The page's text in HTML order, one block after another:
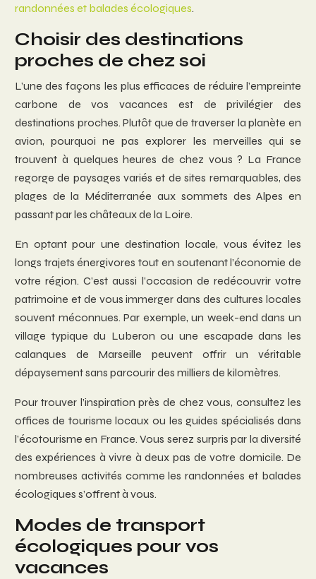
randonnées et balades écologiques.
Choisir des destinations
proches de chez soi
L’une des façons les plus efficaces de réduire l’empreinte
carbone de vos vacances est de privilégier des
destinations proches. Plutôt que de traverser la planète en
avion, pourquoi ne pas explorer les merveilles qui se
trouvent à quelques heures de chez vous ? La France
regorge de paysages variés et de sites remarquables, des
plages de la Méditerranée aux sommets des Alpes en
passant par les châteaux de la Loire.
En optant pour une destination locale, vous évitez les
longs trajets énergivores tout en soutenant l’économie de
votre région. C’est aussi l’occasion de redécouvrir votre
patrimoine et de vous immerger dans des cultures locales
souvent méconnues. Par exemple, un week-end dans un
village typique du Luberon ou une escapade dans les
calanques de Marseille peuvent offrir un véritable
dépaysement sans parcourir des milliers de kilomètres.
Pour trouver l’inspiration près de chez vous, consultez les
offices de tourisme locaux ou les guides spécialisés dans
l’écotourisme en France. Vous serez surpris par la diversité
des expériences à vivre à deux pas de votre domicile. De
nombreuses activités comme les randonnées et balades
écologiques s’offrent à vous.
Modes de transport
écologiques pour vos
vacances